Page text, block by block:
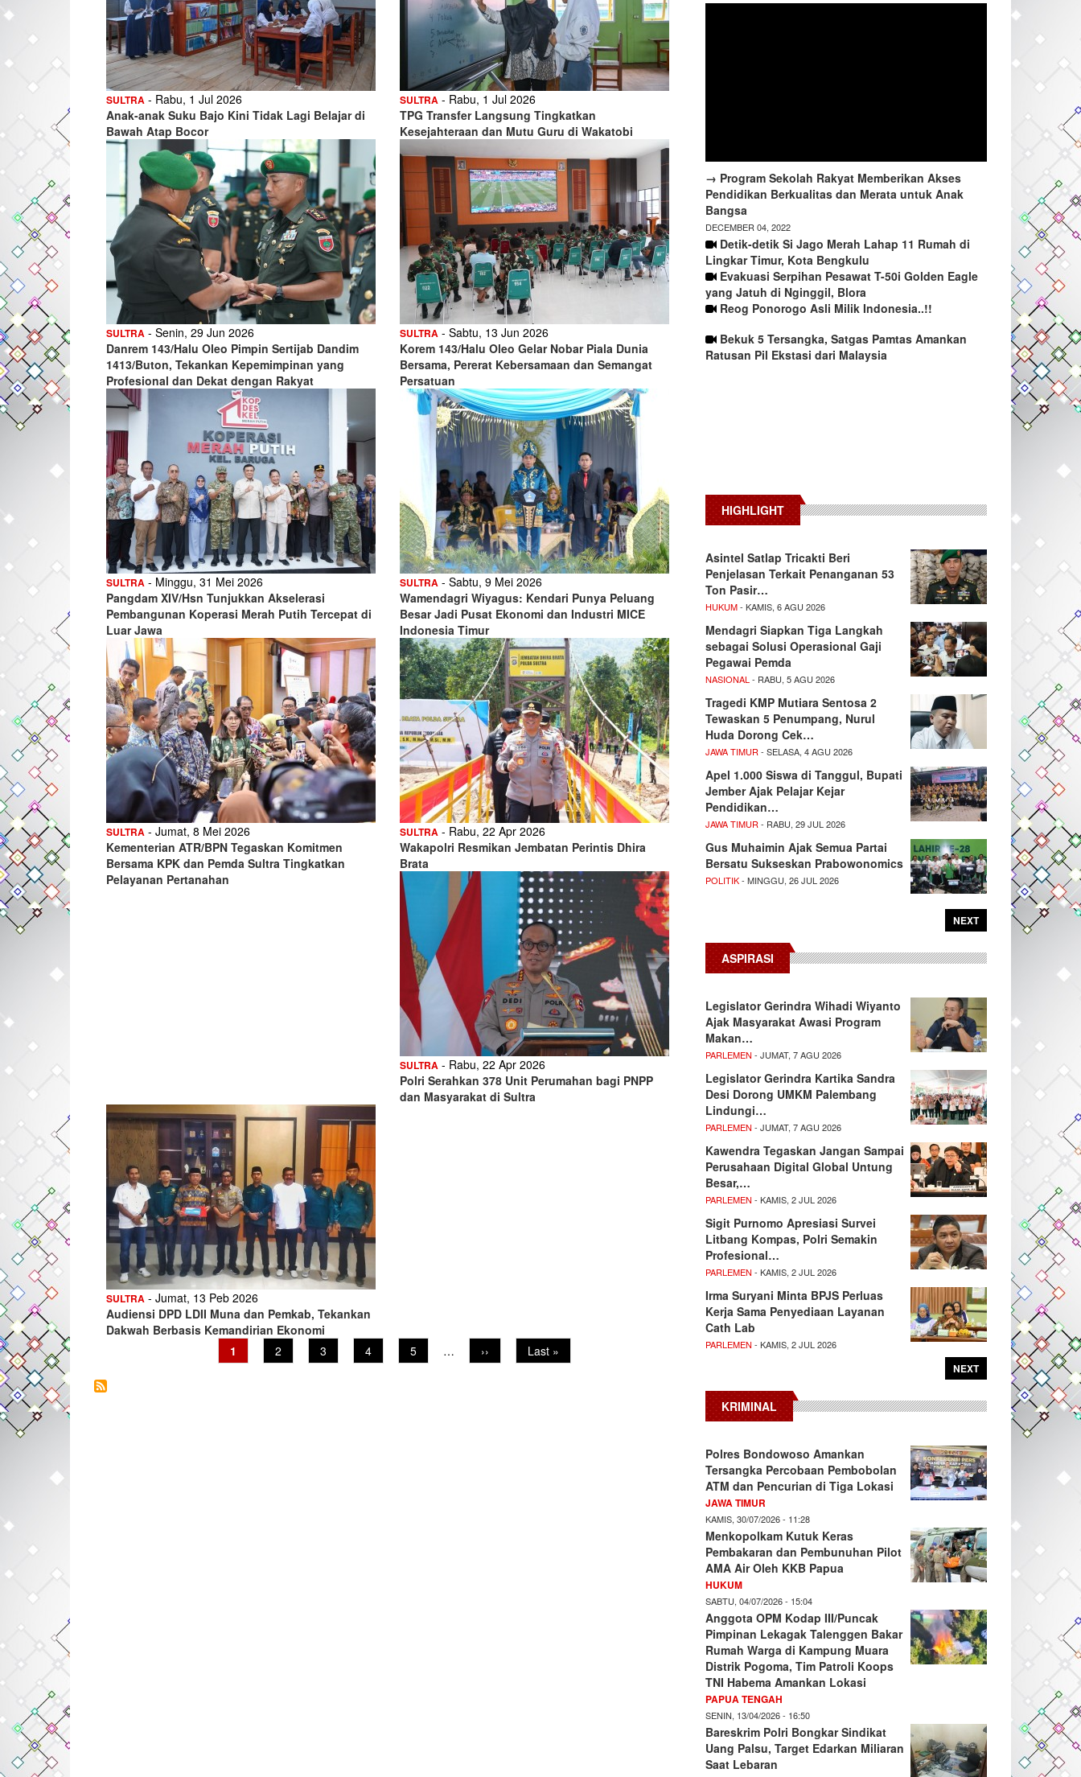
SULTRA - Rabu, 1 Jul 2026
Anak-anak Suku Bajo Kini Tidak Lagi Belajar di
Bawah Atap Bocor
SULTRA - Rabu, 1 Jul 2026
TPG Transfer Langsung Tingkatkan
Kesejahteraan dan Mutu Guru di Wakatobi
SULTRA - Senin, 29 Jun 2026
Danrem 143/Halu Oleo Pimpin Sertijab Dandim
1413/Buton, Tekankan Kepemimpinan yang
Profesional dan Dekat dengan Rakyat
SULTRA - Sabtu, 13 Jun 2026
Korem 143/Halu Oleo Gelar Nobar Piala Dunia
Bersama, Pererat Kebersamaan dan Semangat
Persatuan
SULTRA - Minggu, 31 Mei 2026
Pangdam XIV/Hsn Tunjukkan Akselerasi
Pembangunan Koperasi Merah Putih Tercepat di
Luar Jawa
SULTRA - Sabtu, 9 Mei 2026
Wamendagri Wiyagus: Kendari Punya Peluang
Besar Jadi Pusat Ekonomi dan Industri MICE
Indonesia Timur
SULTRA - Jumat, 8 Mei 2026
Kementerian ATR/BPN Tegaskan Komitmen
Bersama KPK dan Pemda Sultra Tingkatkan
Pelayanan Pertanahan
SULTRA - Rabu, 22 Apr 2026
Wakapolri Resmikan Jembatan Perintis Dhira
Brata
SULTRA - Rabu, 22 Apr 2026
Polri Serahkan 378 Unit Perumahan bagi PNPP
dan Masyarakat di Sultra
SULTRA - Jumat, 13 Peb 2026
Audiensi DPD LDII Muna dan Pemkab, Tekankan
Dakwah Berbasis Kemandirian Ekonomi
Current
page
1 Page
2 Page
3 Page
4 Page
5 …
Next
page
››
Last
page
Last »
→ Program Sekolah Rakyat Memberikan Akses
Pendidikan Berkualitas dan Merata untuk Anak
Bangsa
DECEMBER 04, 2022
Detik-detik Si Jago Merah Lahap 11 Rumah di
Lingkar Timur, Kota Bengkulu
Evakuasi Serpihan Pesawat T-50i Golden Eagle
yang Jatuh di Nginggil, Blora
Reog Ponorogo Asli Milik Indonesia..!!
Bekuk 5 Tersangka, Satgas Pamtas Amankan
Ratusan Pil Ekstasi dari Malaysia
HIGHLIGHT
Asintel Satlap Tricakti Beri
Penjelasan Terkait Penanganan 53
Ton Pasir…
HUKUM- KAMIS, 6 AGU 2026
Mendagri Siapkan Tiga Langkah
sebagai Solusi Operasional Gaji
Pegawai Pemda
NASIONAL - RABU, 5 AGU 2026
Tragedi KMP Mutiara Sentosa 2
Tewaskan 5 Penumpang, Nurul
Huda Dorong Cek…
JAWA TIMUR - SELASA, 4 AGU 2026
Apel 1.000 Siswa di Tanggul, Bupati
Jember Ajak Pelajar Kejar
Pendidikan…
JAWA TIMUR - RABU, 29 JUL 2026
Gus Muhaimin Ajak Semua Partai
Bersatu Sukseskan Prabowonomics
POLITIK- MINGGU, 26 JUL 2026
NEXT
ASPIRASI
Legislator Gerindra Wihadi Wiyanto
Ajak Masyarakat Awasi Program
Makan…
PARLEMEN - JUMAT, 7 AGU 2026
Legislator Gerindra Kartika Sandra
Desi Dorong UMKM Palembang
Lindungi…
PARLEMEN - JUMAT, 7 AGU 2026
Kawendra Tegaskan Jangan Sampai
Perusahaan Digital Global Untung
Besar,…
PARLEMEN - KAMIS, 2 JUL 2026
Sigit Purnomo Apresiasi Survei
Litbang Kompas, Polri Semakin
Profesional…
PARLEMEN - KAMIS, 2 JUL 2026
Irma Suryani Minta BPJS Perluas
Kerja Sama Penyediaan Layanan
Cath Lab
PARLEMEN - KAMIS, 2 JUL 2026
NEXT
KRIMINAL
Polres Bondowoso Amankan
Tersangka Percobaan Pembobolan
ATM dan Pencurian di Tiga Lokasi
JAWA TIMUR
KAMIS, 30/07/2026 - 11:28
Menkopolkam Kutuk Keras
Pembakaran dan Pembunuhan Pilot
AMA Air Oleh KKB Papua
HUKUM
SABTU, 04/07/2026 - 15:04
Anggota OPM Kodap III/Puncak
Pimpinan Lekagak Talenggen Bakar
Rumah Warga di Kampung Muara
Distrik Pogoma, Tim Patroli Koops
TNI Habema Amankan Lokasi
PAPUA TENGAH
SENIN, 13/04/2026 - 16:50
Bareskrim Polri Bongkar Sindikat
Uang Palsu, Target Edarkan Miliaran
Saat Lebaran